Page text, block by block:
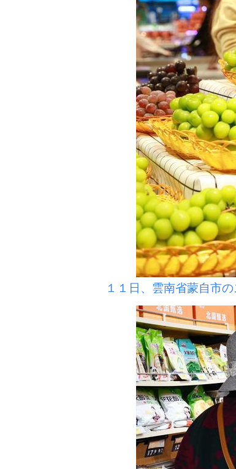
１１日、雲南省蒙自市